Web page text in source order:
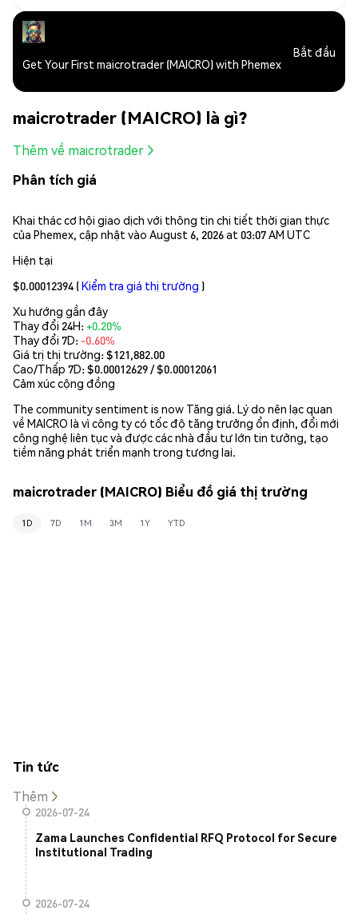
Get Your First maicrotrader (MAICRO) with Phemex
Bắt đầu
maicrotrader (MAICRO) là gì?
Thêm về maicrotrader
Phân tích giá
Khai thác cơ hội giao dịch với thông tin chi tiết thời gian thực
của Phemex, cập nhật vào August 6, 2026 at 03:07 AM UTC
Hiện tại
$0.00012394 (Kiểm tra giá thị trường )
Xu hướng gần đây
Thay đổi 24H:+0.20%
Thay đổi 7D: -0.60%
Giá trị thị trường:$121,882.00
Cao/Thấp 7D: $0.00012629/ $0.00012061
Cảm xúc cộng đồng
The community sentiment is now Tăng giá. Lý do nên lạc quan
về MAICRO là vì công ty có tốc độ tăng trưởng ổn định, đổi mới
công nghệ liên tục và được các nhà đầu tư lớn tin tưởng, tạo
tiềm năng phát triển mạnh trong tương lai.
maicrotrader (MAICRO) Biểu đồ giá thị trường
1D 7D 1M 3M 1Y YTD
Tin tức
Thêm
2026-07-24
Zama Launches Confidential RFQ Protocol for Secure
Institutional Trading
2026-07-24